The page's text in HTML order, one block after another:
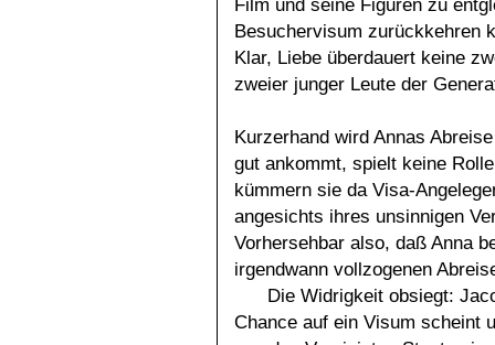
Film und seine Figuren zu
Besuchervisum zurückkehren
Klar, Liebe überdauert keine
zweier junger Leute der
Kurzerhand wird Annas
gut ankommt, spielt keine
kümmern sie da Visa-
angesichts ihres unsinnigen
Vorhersehbar also, daß Anna
irgendwann vollzogenen
Die Widrigkeit obsiegt:
Chance auf ein Visum scheint